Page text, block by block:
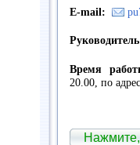
E-mail:
Время
20.00, по